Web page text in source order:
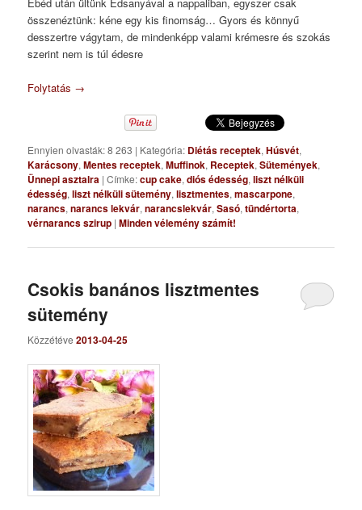
összenéztünk: kéne egy kis finomság… Gyors és könnyű
desszertre vágytam, de mindenképp valami krémesre és szokás
szerint nem is túl édesre
Folytatás →
Ennyien olvasták: 8 263 | Kategória: Diétás receptek,Húsvét,
Karácsony,Mentes receptek,Muffinok, Receptek,Sütemények,
Ünnepi asztalra |Címke:cup cake,diós édesség,liszt nélküli
édesség,liszt nélküli sütemény,lisztmentes,mascarpone,
narancs,narancs lekvár,narancslekvár,Sasó,tündértorta,
vérnarancs szirup |Minden vélemény számít!
Csokis banános lisztmentes
sütemény
Közzétéve2013-04-25